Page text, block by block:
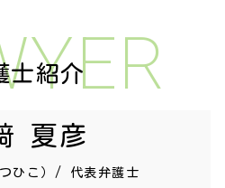
士紹介
夏彦
ひこ）/ 代表弁護士